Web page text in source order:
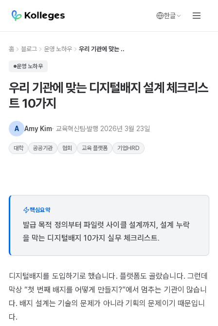
한글
홈 블로그 운영 노하우 우리 기관에 맞는 ..
운영 노하우
우리 기관에 맞는 디지털배지 설계 체크리스
트 10가지
A Amy Kim· 교육혁신팀 발행 2026년 3월 23일
대학 공공기관 협회 교육 플랫폼 기업HRD
핵심요약
발급 목적 정의부터 파일럿 사이클 설계까지, 설계 누락
을 막는 디지털배지 10가지 실무 체크리스트.
디지털배지를 도입하기로 했습니다. 플랫폼도 골랐습니다. 그런데
막상 “첫 번째 배지를 어떻게 만들지?”에서 멈추는 기관이 많습니
다. 배지 설계는 기술의 문제가 아니라 기획의 문제이기 때문입니
다.